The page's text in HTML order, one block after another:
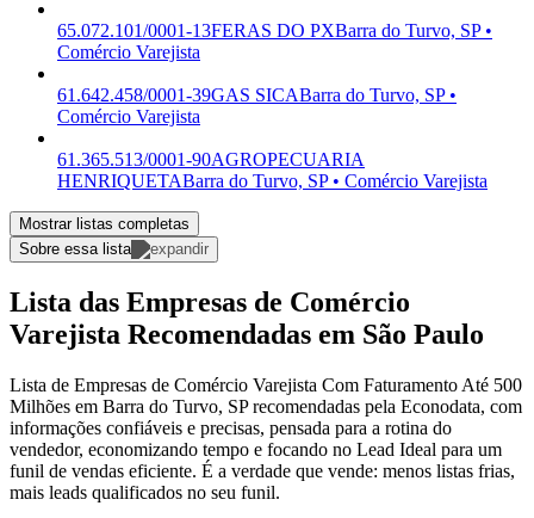
65.072.101/0001-13FERAS DO PXBarra do Turvo, SP •
Comércio Varejista
61.642.458/0001-39GAS SICABarra do Turvo, SP •
Comércio Varejista
61.365.513/0001-90AGROPECUARIA
HENRIQUETABarra do Turvo, SP • Comércio Varejista
Mostrar listas completas
Sobre essa lista
Lista das Empresas de Comércio
Varejista Recomendadas em São Paulo
Lista de Empresas de Comércio Varejista Com Faturamento Até 500
Milhões em Barra do Turvo, SP recomendadas pela Econodata, com
informações confiáveis e precisas, pensada para a rotina do
vendedor, economizando tempo e focando no Lead Ideal para um
funil de vendas eficiente. É a verdade que vende: menos listas frias,
mais leads qualificados no seu funil.